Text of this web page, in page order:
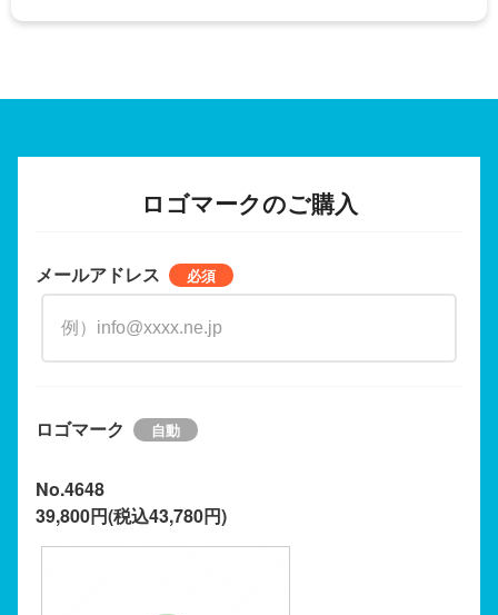
ロゴマークのご購入
メールアドレス
ロゴマーク
No.4648
39,800円(税込43,780円)